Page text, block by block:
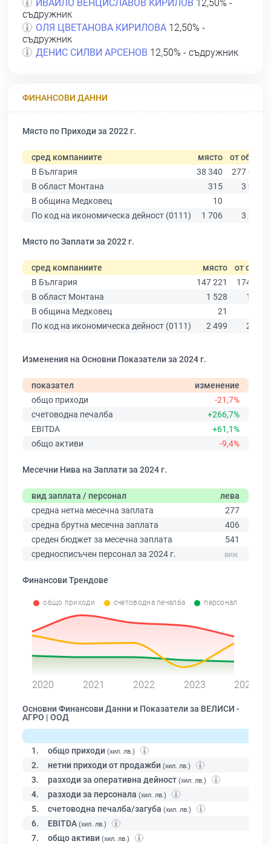
ИВАЙЛО ВЕНЦИСЛАВОВ КИРИЛОВ 12,50% -
съдружник
ОЛЯ ЦВЕТАНОВА КИРИЛОВА 12,50% -
съдружник
ДЕНИС СИЛВИ АРСЕНОВ 12,50% - съдружник
ФИНАНСОВИ ДАННИ
Място по Приходи за 2022 г.
сред компаниите място от общо
В България
38 340
277 019
В област Монтана
315
3 030
В община Медковец
10
По код на икономическа дейност (0111)
1 706 3 640
Място по Заплати за 2022 г.
сред компаниите място
от общо
В България
147 221
174 403
В област Монтана
1 528
1 936
В община Медковец
21
По код на икономическа дейност (0111)
2 499 2 706
Изменения на Основни Показатели за 2024 г.
показател
изменение
общо приходи
-21,7%
счетоводна печалба
+266,7%
EBITDA
+61,1%
общо активи
-9,4%
Месечни Нива на Заплати за 2024 г.
вид заплата / персонал
лева
средна нетна месечна заплата
277
средна брутна месечна заплата
406
среден бюджет за месечна заплата
541
средносписъчен персонал за 2024 г.
Финансови Трендове
общо приходи счетоводна печалба персонал
2020 2021 2022 2023 2024
Основни Финансови Данни и Показатели за ВЕЛИСИ -
АГРО | ООД
1. общо приходи (хил. лв.)
2. нетни приходи от продажби (хил. лв.)
3. разходи за оперативна дейност (хил. лв.)
4. разходи за персонала (хил. лв.)
5. счетоводна печалба/загуба (хил. лв.)
6. EBITDA (хил. лв.)
7. общо активи (хил. лв.)